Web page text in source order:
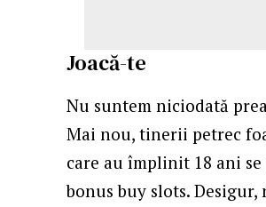
Joacă-te
Nu suntem niciodată
Mai nou, tinerii petrec
care au împlinit 18 ani
bonus buy slots.